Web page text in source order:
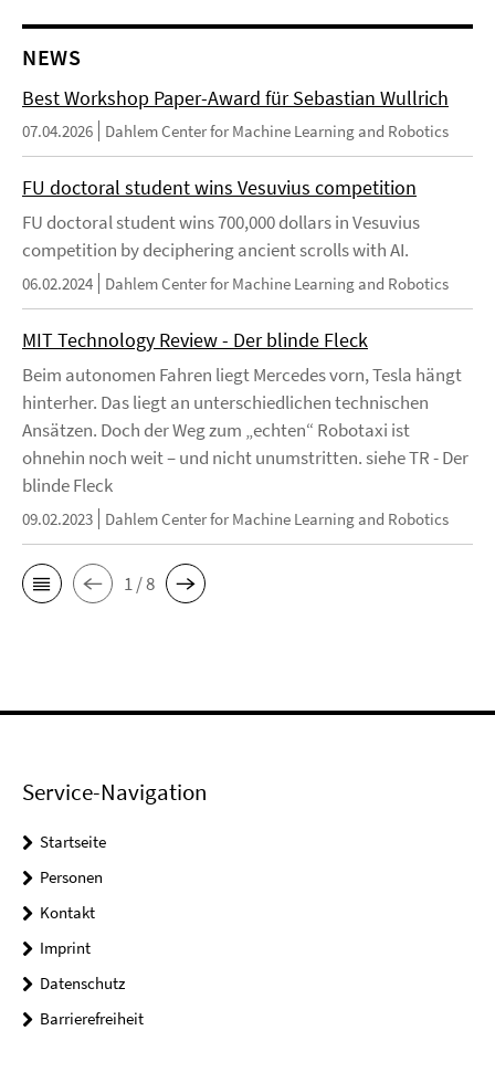
NEWS
Best Workshop Paper-Award für Sebastian Wullrich
07.04.2026 Dahlem Center for Machine Learning and Robotics
FU doctoral student wins Vesuvius competition
FU doctoral student wins 700,000 dollars in Vesuvius
competition by deciphering ancient scrolls with AI.
06.02.2024 Dahlem Center for Machine Learning and Robotics
MIT Technology Review - Der blinde Fleck
Beim autonomen Fahren liegt Mercedes vorn, Tesla hängt
hinterher. Das liegt an unterschiedlichen technischen
Ansätzen. Doch der Weg zum „echten“ Robotaxi ist
ohnehin noch weit – und nicht unumstritten. siehe TR - Der
blinde Fleck
09.02.2023 Dahlem Center for Machine Learning and Robotics
1 / 8
Service-Navigation
Startseite
Personen
Kontakt
Imprint
Datenschutz
Barrierefreiheit